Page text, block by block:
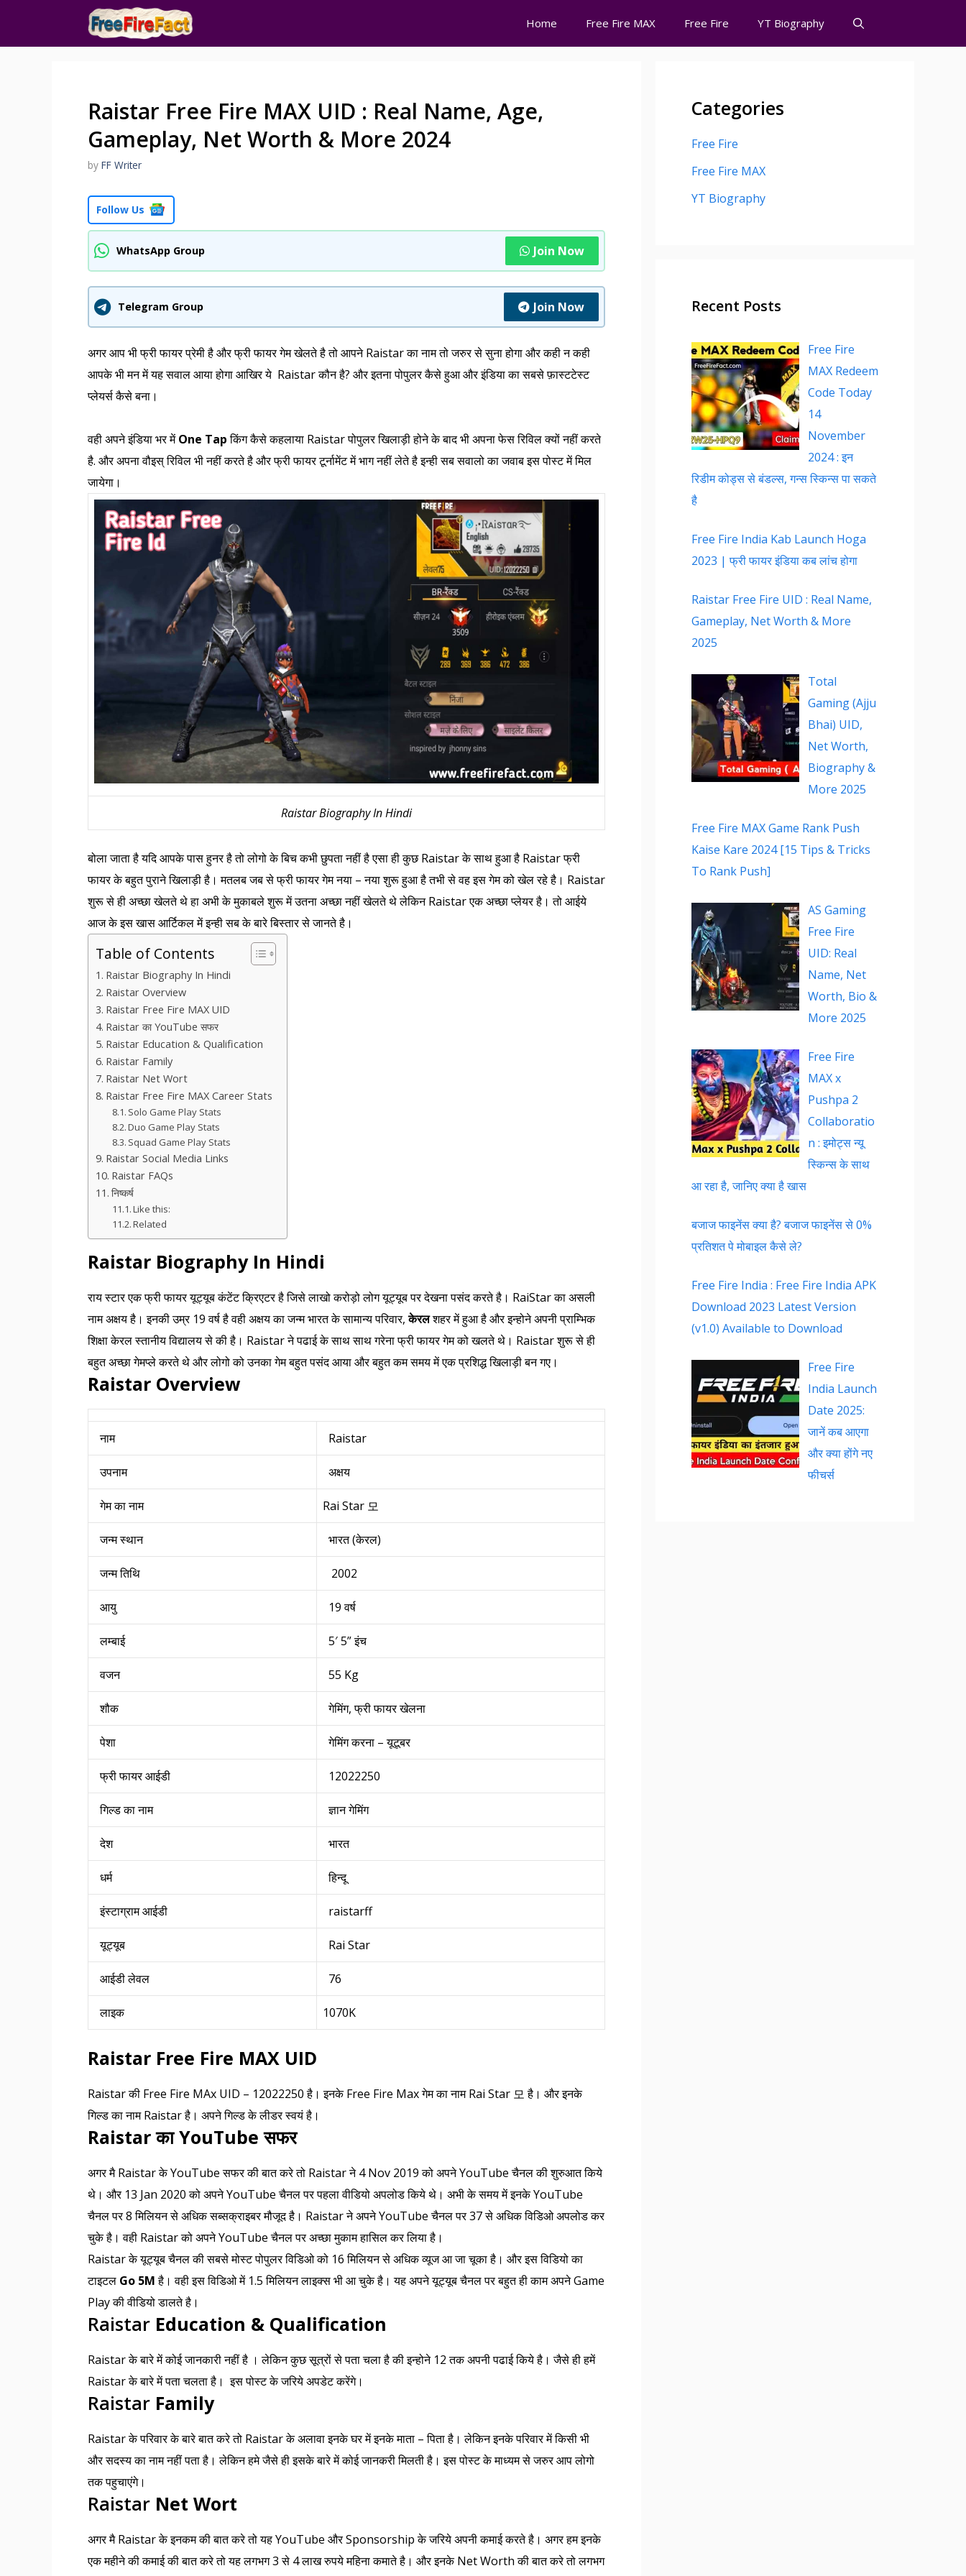
Home Free Fire MAX Free Fire YT Biography
Raistar Free Fire MAX UID : Real Name, Age,
Gameplay, Net Worth & More 2024
by FF Writer
Follow Us
WhatsApp Group Join Now
Telegram Group Join Now
अगर आप भी फ्री फायर प्रेमी है और फ्री फायर गेम खेलते है तो आपने Raistar का नाम तो जरुर से सुना होगा और कही न कही
आपके भी मन में यह सवाल आया होगा आखिर ये Raistar कौन है? और इतना पोपुलर कैसे हुआ और इंडिया का सबसे फ़ास्टटेस्ट
प्लेयर्स कैसे बना।
वही अपने इंडिया भर मेंOne Tapकिंग कैसे कहलाया Raistar पोपुलर खिलाड़ी होने के बाद भी अपना फेस रिविल क्यों नहीं करते
है. और अपना वौइस् रिविल भी नहीं करते है और फ्री फायर टूर्नामेंट में भाग नहीं लेते है इन्ही सब सवालो का जवाब इस पोस्ट में मिल
जायेगा।
Raistar Biography In Hindi
बोला जाता है यदि आपके पास हुनर है तो लोगो के बिच कभी छुपता नहीं है एसा ही कुछ Raistar के साथ हुआ है Raistar फ्री
फायर के बहुत पुराने खिलाड़ी है। मतलब जब से फ्री फायर गेम नया – नया शुरू हुआ है तभी से वह इस गेम को खेल रहे है। Raistar
शुरू से ही अच्छा खेलते थे हा अभी के मुकाबले शुरू में उतना अच्छा नहीं खेलते थे लेकिन Raistar एक अच्छा प्लेयर है। तो आईये
आज के इस खास आर्टिकल में इन्ही सब के बारे बिस्तार से जानते है।
Table of Contents
Raistar Biography In Hindi
Raistar Overview
Raistar Free Fire MAX UID
Raistar का YouTube सफर
Raistar Education & Qualification
Raistar Family
Raistar Net Wort
Raistar Free Fire MAX Career Stats
Solo Game Play Stats
Duo Game Play Stats
Squad Game Play Stats
Raistar Social Media Links
Raistar FAQs
निष्कर्ष
Like this:
Related
Raistar Biography In Hindi
राय स्टार एक फ्री फायर यूट्यूब कंटेंट क्रिएटर है जिसे लाखो करोड़ो लोग यूट्यूब पर देखना पसंद करते है। RaiStar का असली
नाम अक्षय है। इनकी उम्र 19 वर्ष है वही अक्षय का जन्म भारत के सामान्य परिवार,केरलशहर में हुआ है और इन्होने अपनी प्राम्भिक
शिक्षा केरल स्तानीय विद्यालय से की है। Raistar ने पढाई के साथ साथ गरेना फ्री फायर गेम को खलते थे। Raistar शुरू से ही
बहुत अच्छा गेमप्ले करते थे और लोगो को उनका गेम बहुत पसंद आया और बहुत कम समय में एक प्रशिद्ध खिलाड़ी बन गए।
Raistar Overview
नाम Raistar
उपनाम अक्षय
गेम का नाम Rai Star 모
जन्म स्थान भारत (केरल)
जन्म तिथि 2002
आयु 19 वर्ष
लम्बाई 5′ 5” इंच
वजन 55 Kg
शौक गेमिंग, फ्री फायर खेलना
पेशा गेमिंग करना – यूटूबर
फ्री फायर आईडी 12022250
गिल्ड का नाम ज्ञान गेमिंग
देश भारत
धर्म हिन्दू
इंस्टाग्राम आईडी raistarff
यूट्यूब Rai Star
आईडी लेवल 76
लाइक 1070K
Raistar Free Fire MAX UID
Raistar की Free Fire MAx UID – 12022250 है। इनके Free Fire Max गेम का नाम Rai Star 모 है। और इनके
गिल्ड का नाम Raistar है। अपने गिल्ड के लीडर स्वयं है।
Raistar का YouTube सफर
अगर मै Raistar के YouTube सफर की बात करे तो Raistar ने 4 Nov 2019 को अपने YouTube चैनल की शुरुआत किये
थे। और 13 Jan 2020 को अपने YouTube चैनल पर पहला वीडियो अपलोड किये थे। अभी के समय में इनके YouTube
चैनल पर 8 मिलियन से अधिक सब्सक्राइबर मौजूद है। Raistar ने अपने YouTube चैनल पर 37 से अधिक विडिओ अपलोड कर
चुके है। वही Raistar को अपने YouTube चैनल पर अच्छा मुकाम हासिल कर लिया है।
Raistar के यूट्यूब चैनल की सबसे मोस्ट पोपुलर विडिओ को 16 मिलियन से अधिक व्यूज आ जा चूका है। और इस विडियो का
टाइटल Go 5Mहै। वही इस विडिओ में 1.5 मिलियन लाइक्स भी आ चुके है। यह अपने यूट्यूब चैनल पर बहुत ही काम अपने Game
Play की वीडियो डालते है।
Raistar Education & Qualification
Raistar के बारे में कोई जानकारी नहीं है । लेकिन कुछ सूत्रों से पता चला है की इन्होने 12 तक अपनी पढाई किये है। जैसे ही हमें
Raistar के बारे में पता चलता है। इस पोस्ट के जरिये अपडेट करेंगे।
Raistar Family
Raistar के परिवार के बारे बात करे तो Raistar के अलावा इनके घर में इनके माता – पिता है। लेकिन इनके परिवार में किसी भी
और सदस्य का नाम नहीं पता है। लेकिन हमे जैसे ही इसके बारे में कोई जानकरी मिलती है। इस पोस्ट के माध्यम से जरुर आप लोगो
तक पहुचाएंगे।
Raistar Net Wort
अगर मै Raistar के इनकम की बात करे तो यह YouTube और Sponsorship के जरिये अपनी कमाई करते है। अगर हम इनके
एक महीने की कमाई की बात करे तो यह लगभग 3 से 4 लाख रुपये महिना कमाते है। और इनके Net Worth की बात करे तो लगभग
Categories
Free Fire
Free Fire MAX
YT Biography
Recent Posts
Free Fire
MAX Redeem
Code Today
14
November
2024 : इन
रिडीम कोड्स से बंडल्स, गन्स स्किन्स पा सकते
है
Free Fire India Kab Launch Hoga
2023 | फ्री फायर इंडिया कब लांच होगा
Raistar Free Fire UID : Real Name,
Gameplay, Net Worth & More
2025
Total
Gaming (Ajju
Bhai) UID,
Net Worth,
Biography &
More 2025
Free Fire MAX Game Rank Push
Kaise Kare 2024 [15 Tips & Tricks
To Rank Push]
AS Gaming
Free Fire
UID: Real
Name, Net
Worth, Bio &
More 2025
Free Fire
MAX x
Pushpa 2
Collaboratio
n : इमोट्स न्यू
स्किन्स के साथ
आ रहा है, जानिए क्या है खास
बजाज फाइनेंस क्या है? बजाज फाइनेंस से 0%
प्रतिशत पे मोबाइल कैसे ले?
Free Fire India : Free Fire India APK
Download 2023 Latest Version
(v1.0) Available to Download
Free Fire
India Launch
Date 2025:
जानें कब आएगा
और क्या होंगे नए
फीचर्स